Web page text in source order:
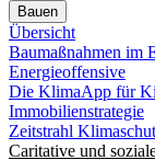
Bauen
Übersicht
Baumaßnahmen im
Energieoffensive
Die KlimaApp für
Immobilienstrategie
Zeitstrahl
Caritative und